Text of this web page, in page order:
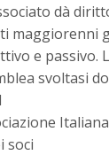
dà
maggiorenni
e passivo.
svoltasi
soci